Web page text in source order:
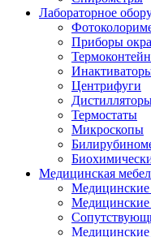
Лабораторное
Приборы
Центрифуги
Термостаты
Микроскопы
Медицинская
Медицинские
Медицинские
Медицинские